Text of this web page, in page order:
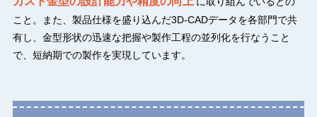
こと。また、製品仕様を盛り込んだ3D-CADデータを各部門で共
有し、金型形状の迅速な把握や製作工程の並列化を行なうこと
で、短納期での製作を実現しています。